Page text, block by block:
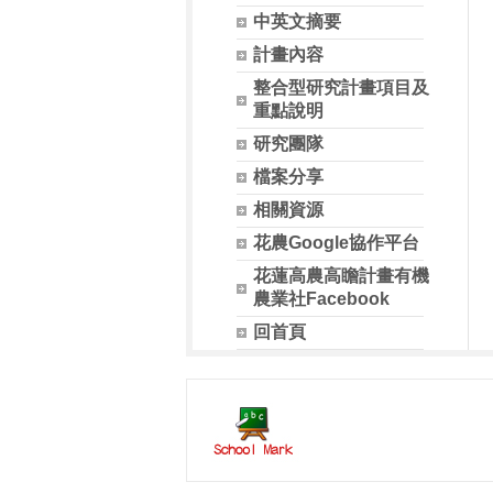
中英文摘要
計畫內容
整合型研究計畫項目及
重點說明
研究團隊
檔案分享
相關資源
花農Google協作平台
花蓮高農高瞻計畫有機
農業社Facebook
回首頁